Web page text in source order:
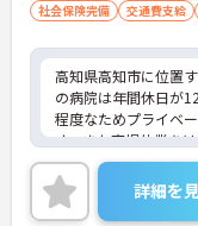
社会保険完備
交通費支給
高知県高知市に位置
の病院は年間休日が
程度なためプライベ
す。また育児休業を
績もあるため長期的
めです。ご興味のあ
えしますので、お気
詳細を